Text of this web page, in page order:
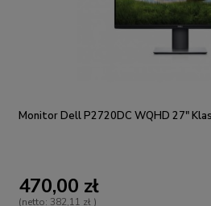
Monitor Dell P2720DC WQHD 27"
470,00 zł
(netto: 382,11 zł )